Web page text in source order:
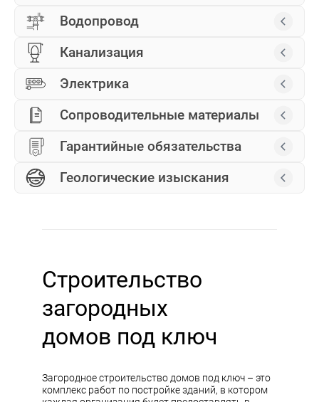
Водопровод
Канализация
Электрика
Сопроводительные материалы
Гарантийные обязательства
Геологические изыскания
Строительство
загородных
домов под ключ
Загородное строительство домов под ключ – это
комплекс работ по постройке зданий, в котором